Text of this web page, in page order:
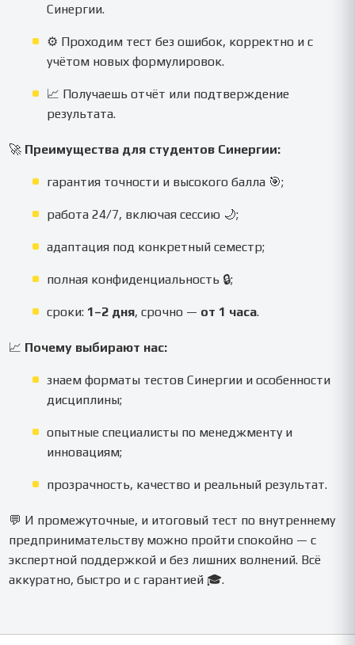
Синергии.
⚙️ Проходим тест без ошибок, корректно и с
учётом новых формулировок.
📈 Получаешь отчёт или подтверждение
результата.
🚀 Преимущества для студентов Синергии:
гарантия точности и высокого балла 🎯;
работа 24/7, включая сессию 🌙;
адаптация под конкретный семестр;
полная конфиденциальность 🔒;
сроки: 1–2 дня, срочно — от 1 часа.
📈 Почему выбирают нас:
знаем форматы тестов Синергии и особенности
дисциплины;
опытные специалисты по менеджменту и
инновациям;
прозрачность, качество и реальный результат.
💬 И промежуточные, и итоговый тест по внутреннему
предпринимательству можно пройти спокойно — с
экспертной поддержкой и без лишних волнений. Всё
аккуратно, быстро и с гарантией 🎓.